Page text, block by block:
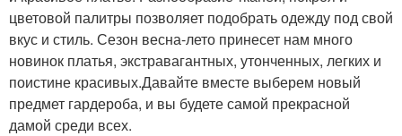
цветовой палитры позволяет подобрать одежду под свой
вкус и стиль. Сезон весна-лето принесет нам много
новинок платья, экстравагантных, утонченных, легких и
поистине красивых.Давайте вместе выберем новый
предмет гардероба, и вы будете самой прекрасной
дамой среди всех.